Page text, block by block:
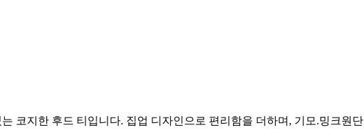
코지한 후드 티입니다. 집업 디자인으로 편리함을 더하며, 기모.밍크원